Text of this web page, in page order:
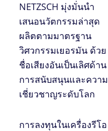
NETZSCH มุ่งมั่นนำ
เสนอนวัตกรรมล่าสุด
ผลิตตามมาตรฐาน
วิศวกรรมเยอรมัน ด้วย
ชื่อเสียงอันเป็นเลิศด้าน
การสนับสนุนและความ
เชี่ยวชาญระดับโลก
การลงทุนในเครื่องรีโอ